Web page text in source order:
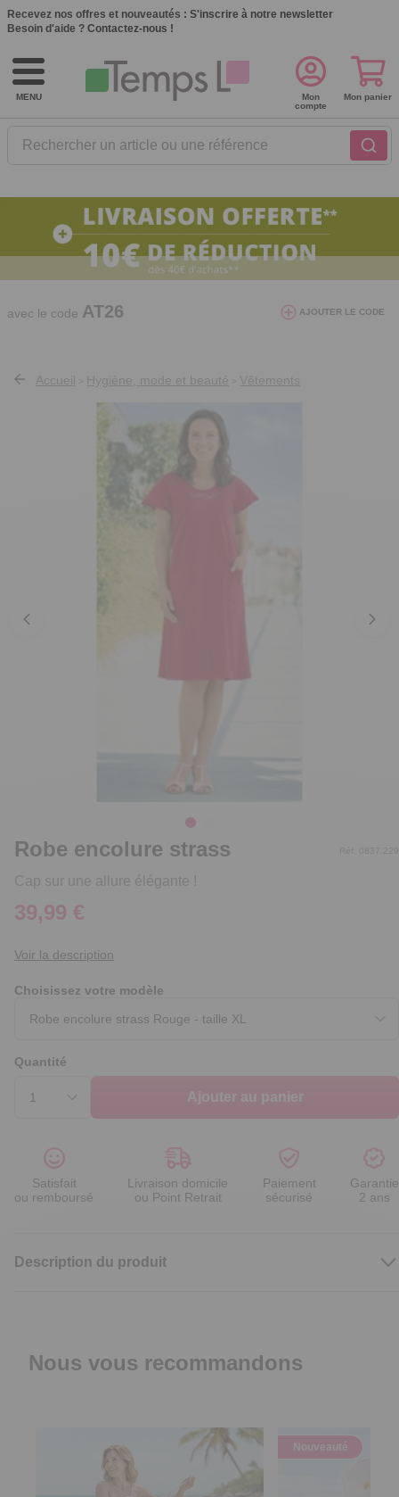
Recevez nos offres et nouveautés : S'inscrire à notre newsletter
Besoin d'aide ? Contactez-nous !
MENU
Rechercher un article ou une référence
Mon
compte
Mon panier
10€ de réduction dès 40€ d'achat. Offre
valable du 03/08/2026 au 12/08/2026.
avec le code AT26 AJOUTER LE CODE
Accueil Hygiène, mode et beauté Vêtements
Robe encolure strass
Cap sur une allure élégante !
Réf. 0837.229
39,99 €
Voir la description
Choisissez votre modèle
Quantité
Ajouter au panier
Satisfait
ou remboursé
Livraison domicile
ou Point Retrait
Paiement
sécurisé
Garantie
2 ans
Description du produit
Nous vous recommandons
Nouveauté